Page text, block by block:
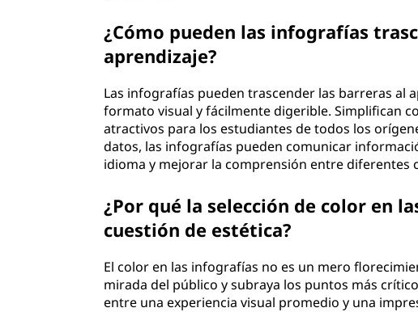
¿Cómo pueden las infografías
aprendizaje?
Las infografías pueden trascender las barreras al
formato visual y fácilmente digerible. Simplifican
atractivos para los estudiantes de todos los
datos, las infografías pueden comunicar
idioma y mejorar la comprensión entre diferentes
¿Por qué la selección de color en
cuestión de estética?
El color en las infografías no es un mero
mirada del público y subraya los puntos más
entre una experiencia visual promedio y una